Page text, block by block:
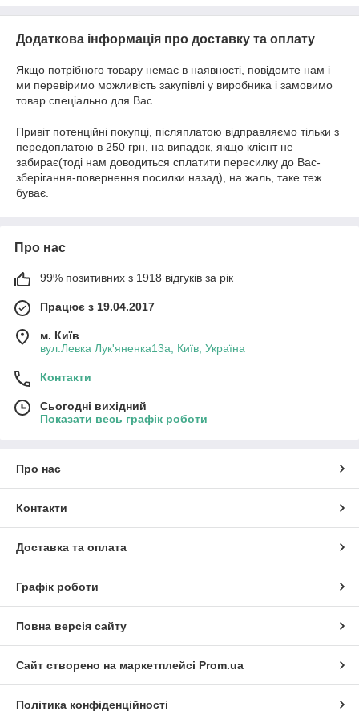
Додаткова інформація про доставку та оплату
Якщо потрібного товару немає в наявності, повідомте нам і
ми перевіримо можливість закупівлі у виробника і замовимо
товар спеціально для Вас.
Привіт потенційні покупці, післяплатою відправляємо тільки з
передоплатою в 250 грн, на випадок, якщо клієнт не
забирає(тоді нам доводиться cплатити пересилку до Вас-
зберігання-повернення посилки назад), на жаль, таке теж
буває.
Про нас
99% позитивних з 1918 відгуків за рік
Працює з 19.04.2017
м. Київ
вул.Левка Лук'яненка13а, Київ, Україна
Контакти
Сьогодні вихідний
Показати весь графік роботи
Про нас
Контакти
Доставка та оплата
Графік роботи
Повна версія сайту
Сайт створено на маркетплейсі Prom.ua
Політика конфіденційності